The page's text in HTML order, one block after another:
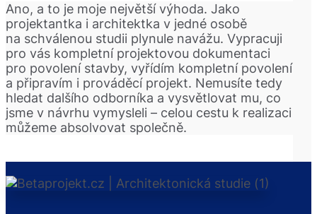
Ano, a to je moje největší výhoda. Jako
projektantka i architektka v jedné osobě
na schválenou studii plynule navážu. Vypracuji
pro vás kompletní projektovou dokumentaci
pro povolení stavby, vyřídím kompletní povolení
a připravím i prováděcí projekt. Nemusíte tedy
hledat dalšího odborníka a vysvětlovat mu, co
jsme v návrhu vymysleli – celou cestu k realizaci
můžeme absolvovat společně.